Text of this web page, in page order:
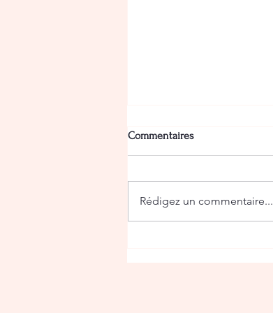
Commentaires
Rédigez un commentaire...